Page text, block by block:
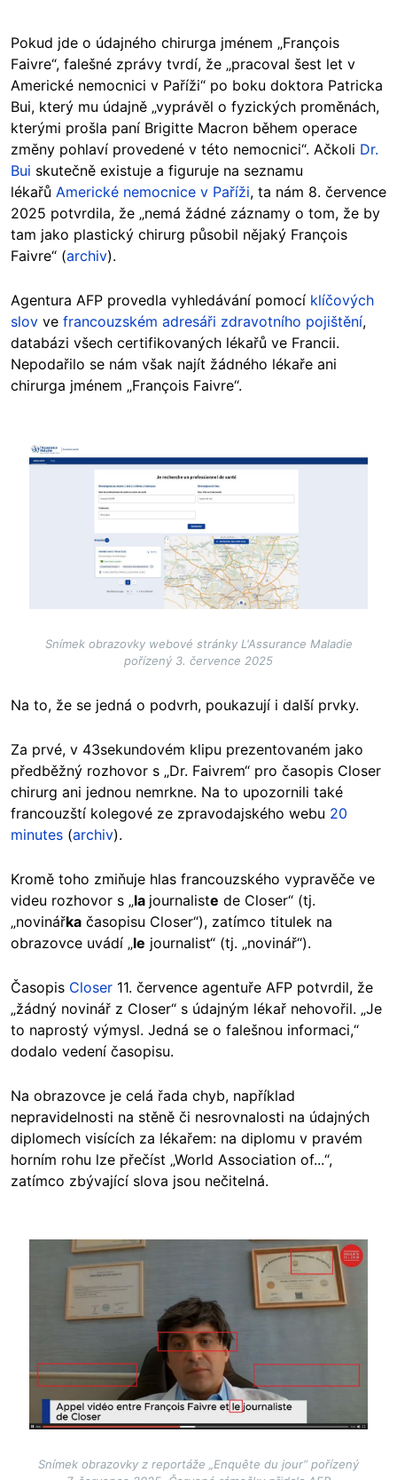
Pokud jde o údajného chirurga jménem „François
Faivre“, falešné zprávy tvrdí, že „pracoval šest let v
Americké nemocnici v Paříži“ po boku doktora Patricka
Bui, který mu údajně „vyprávěl o fyzických proměnách,
kterými prošla paní Brigitte Macron během operace
změny pohlaví provedené v této nemocnici“. Ačkoli Dr.
Bui skutečně existuje a figuruje na seznamu
lékařů Americké nemocnice v Paříži, ta nám 8. července
2025 potvrdila, že „nemá žádné záznamy o tom, že by
tam jako plastický chirurg působil nějaký François
Faivre“ (archiv).
Agentura AFP provedla vyhledávání pomocí klíčových
slov ve francouzském adresáři zdravotního pojištění,
databázi všech certifikovaných lékařů ve Francii.
Nepodařilo se nám však najít žádného lékaře ani
chirurga jménem „François Faivre“.
Image
Snímek obrazovky webové stránky L'Assurance Maladie
pořízený 3. července 2025
Na to, že se jedná o podvrh, poukazují i další prvky.
Za prvé, v 43sekundovém klipu prezentovaném jako
předběžný rozhovor s „Dr. Faivrem“ pro časopis Closer
chirurg ani jednou nemrkne. Na to upozornili také
francouzští kolegové ze zpravodajského webu 20
minutes (archiv).
Kromě toho zmiňuje hlas francouzského vypravěče ve
videu rozhovor s „la journaliste de Closer“ (tj.
„novinářka časopisu Closer“), zatímco titulek na
obrazovce uvádí „le journalist“ (tj. „novinář“).
Časopis Closer 11. července agentuře AFP potvrdil, že
„žádný novinář z Closer“ s údajným lékař nehovořil. „Je
to naprostý výmysl. Jedná se o falešnou informaci,“
dodalo vedení časopisu.
Na obrazovce je celá řada chyb, například
nepravidelnosti na stěně či nesrovnalosti na údajných
diplomech visících za lékařem: na diplomu v pravém
horním rohu lze přečíst „World Association of...“,
zatímco zbývající slova jsou nečitelná.
Snímek obrazovky z reportáže „Enquête du jour“ pořízený